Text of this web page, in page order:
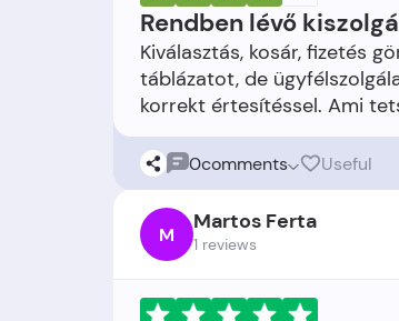
Rendben lévő
Kiválasztás, kosár, fizetés
táblázatot, de
0comments Useful
M Martos Ferta
1 reviews